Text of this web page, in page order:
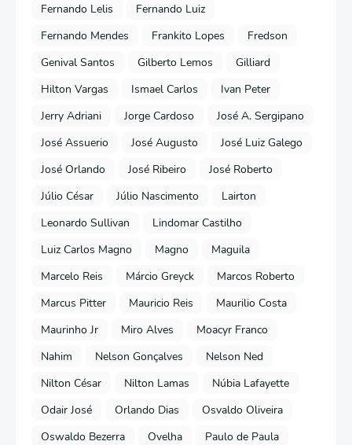
Fernando Lelis
Fernando Luiz
Fernando Mendes
Frankito Lopes
Fredson
Genival Santos
Gilberto Lemos
Gilliard
Hilton Vargas
Ismael Carlos
Ivan Peter
Jerry Adriani
Jorge Cardoso
José A. Sergipano
José Assuerio
José Augusto
José Luiz Galego
José Orlando
José Ribeiro
José Roberto
Júlio César
Júlio Nascimento
Lairton
Leonardo Sullivan
Lindomar Castilho
Luiz Carlos Magno
Magno
Maguila
Marcelo Reis
Márcio Greyck
Marcos Roberto
Marcus Pitter
Mauricio Reis
Maurilio Costa
Maurinho Jr
Miro Alves
Moacyr Franco
Nahim
Nelson Gonçalves
Nelson Ned
Nilton César
Nilton Lamas
Núbia Lafayette
Odair José
Orlando Dias
Osvaldo Oliveira
Oswaldo Bezerra
Ovelha
Paulo de Paula